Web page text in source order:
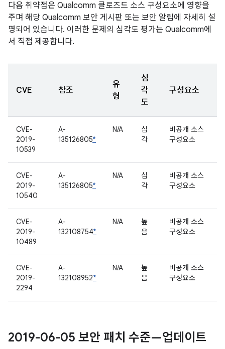
다음 취약점은 Qualcomm 클로즈드 소스 구성요소에 영향을
주며 해당 Qualcomm 보안 게시판 또는 보안 알림에 자세히 설
명되어 있습니다. 이러한 문제의 심각도 평가는 Qualcomm에
서 직접 제공합니다.
CVE 참조
유
형
심
각
도
구성요소
CVE-
2019-
10539
A-
135126805*
N/A
심
각
비공개 소스
구성요소
CVE-
2019-
10540
A-
135126805*
N/A
심
각
비공개 소스
구성요소
CVE-
2019-
10489
A-
132108754*
N/A
높
음
비공개 소스
구성요소
CVE-
2019-
2294
A-
132108952*
N/A
높
음
비공개 소스
구성요소
2019-06-05 보안 패치 수준—업데이트